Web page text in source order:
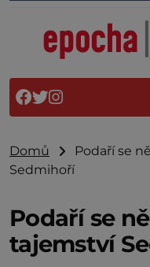
Domů
Podaří se
Sedmihoří
Podaří se
tajemství